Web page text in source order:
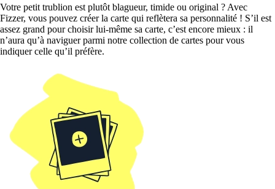
Votre petit trublion est plutôt blagueur, timide ou original ? Avec
Fizzer, vous pouvez créer la carte qui reflètera sa personnalité ! S’il est
assez grand pour choisir lui-même sa carte, c’est encore mieux : il
n’aura qu’à naviguer parmi notre collection de cartes pour vous
indiquer celle qu’il préfère.